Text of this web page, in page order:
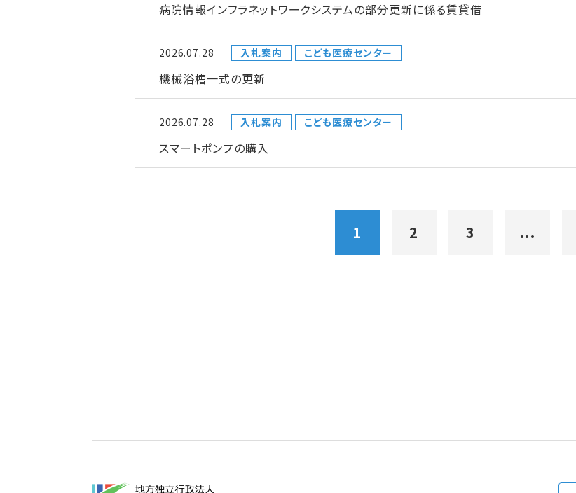
病院情報インフラネットワークシステムの部分更新に係る賃貸借
2026.07.28 入札案内 こども医療センター
機械浴槽一式の更新
2026.07.28 入札案内 こども医療センター
スマートポンプの購入
1 2 3 ...